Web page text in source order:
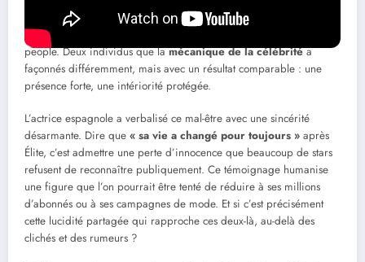
des qualificatifs comme « mystérieux » ou « insaisissable », que
l’on retrouve étrangement associés à Ester Expósito dans la presse
people. Deux individus que lamécanique de la célébritéa
façonnés différemment, mais avec un résultat comparable : une
présence forte, une intériorité protégée.
L’actrice espagnole a verbalisé ce mal-être avec une sincérité
désarmante. Dire que « sa vie a changé pour toujours » après
Élite, c’est admettre une perte d’innocence que beaucoup de stars
refusent de reconnaître publiquement. Ce témoignage humanise
une figure que l’on pourrait être tenté de réduire à ses millions
d’abonnés ou à ses campagnes de mode. Et si c’est précisément
cette lucidité partagée qui rapproche ces deux-là, au-delà des
clichés et des rumeurs ?